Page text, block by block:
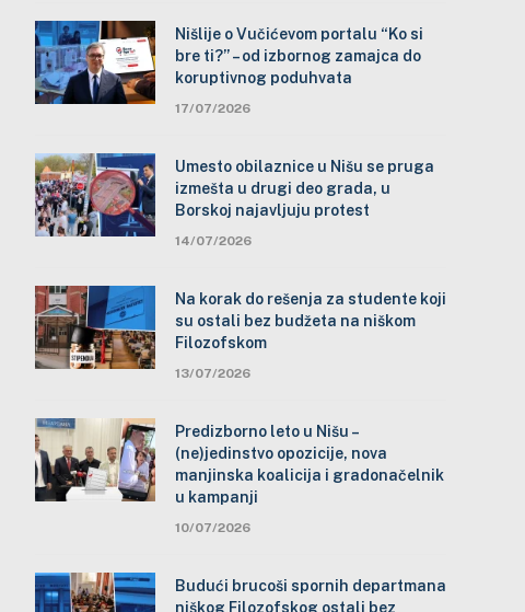
Nišlije o Vučićevom portalu “Ko si
bre ti?” – od izbornog zamajca do
koruptivnog poduhvata
17/07/2026
Umesto obilaznice u Nišu se pruga
izmešta u drugi deo grada, u
Borskoj najavljuju protest
14/07/2026
Na korak do rešenja za studente koji
su ostali bez budžeta na niškom
Filozofskom
13/07/2026
Predizborno leto u Nišu –
(ne)jedinstvo opozicije, nova
manjinska koalicija i gradonačelnik
u kampanji
10/07/2026
Budući brucoši spornih departmana
niškog Filozofskog ostali bez